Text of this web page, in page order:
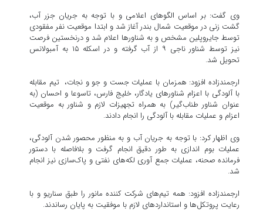
وی گفت: بر اساس الگوهای اعلامی و با توجه به جریان جزر آب،
گشت زنی در موقعیت شمال بندر آغاز شد و ابتدا موقعیت نفر مفقودی
توسط جایروپلین مشخص و به شناورها اعلام شد و درنخستین فرصت
نیز توسط شناور ناجی ۹ از آب گرفته و در اسکله ۱۵ به آمبولانس
تحویل شد.
ارجمندزاده افزود: همزمان با عملیات جست و جو و نجات، تیم مقابله
با آلودگی با اعزام شناورهای یادگار، خلیج فارس، تاسوعا و احسان (به
عنوان شناور طناب‌گیر) به همراه تجهیزات لازم و شناور به موقعیت
اعزام و عملیات مقابله با آلودگی را انجام دادند.
وی اظهار کرد: با توجه به جریان آب و به منظور محصور شدن آلودگی،
عملیات بوم اندازی به طور دقیق انجام گرفت و بلافاصله با دستور
فرمانده صحنه، عملیات جمع آوری لکه‌های نفتی و پاک‌سازی نیز انجام
شد.
ارجمندزاده افزود: همه تیم‌های شرکت کننده‌ مانور را طبق سناریو و با
رعایت پروتکل‌ها و استانداردهای لازم با موفقیت به پایان رساندند.